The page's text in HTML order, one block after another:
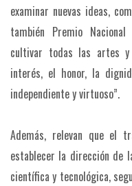
examinar nuevas ideas,
también Premio
cultivar todas las artes
interés, el honor, la
independiente y virtuoso”.
Además, relevan que el
establecer la dirección de
científica y tecnológica,